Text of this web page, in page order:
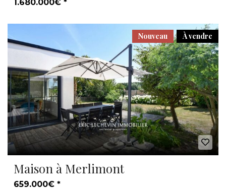
1.680.000€ *
À vendre
Nouveau
Maison à Merlimont
659.000€ *